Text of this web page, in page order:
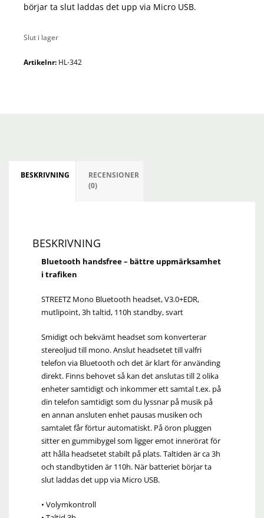
börjar ta slut laddas det upp via Micro USB.
Slut i lager
Artikelnr: HL-342
BESKRIVNING
RECENSIONER
(0)
BESKRIVNING
Bluetooth handsfree – bättre uppmärksamhet
i trafiken
STREETZ Mono Bluetooth headset, V3.0+EDR,
mutlipoint, 3h taltid, 110h standby, svart
Smidigt och bekvämt headset som konverterar
stereoljud till mono. Anslut headsetet till valfri
telefon via Bluetooth och det är klart för använding
direkt. Finns behovet så kan det anslutas till 2 olika
enheter samtidigt och inkommer ett samtal t.ex. på
din telefon samtidigt som du lyssnar på musik på
en annan ansluten enhet pausas musiken och
samtalet får förtur automatiskt. På öron pluggen
sitter en gummibygel som ligger emot innerörat för
att hålla headsetet stabilt på plats. Taltiden är ca 3h
och standbytiden är 110h. När batteriet börjar ta
slut laddas det upp via Micro USB.
• Volymkontroll